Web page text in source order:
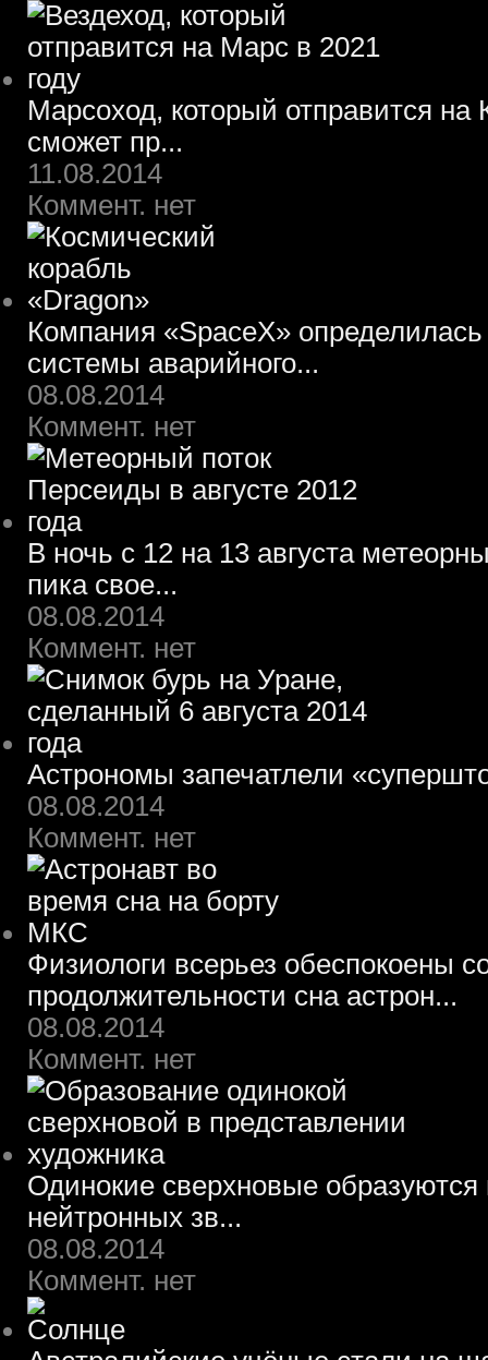
Марсоход, который отправится на
сможет пр...
11.08.2014
Коммент. нет
Компания «SpaceX»
системы аварийного...
08.08.2014
Коммент. нет
В ночь с 12 на 13 августа
пика свое...
08.08.2014
Коммент. нет
Астрономы запечатлели
08.08.2014
Коммент. нет
Физиологи всерьез обеспокоены
продолжительности сна астрон...
08.08.2014
Коммент. нет
Одинокие сверхновые образуются
нейтронных зв...
08.08.2014
Коммент. нет